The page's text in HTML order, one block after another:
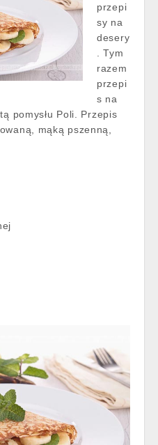
przepi
sy na
desery
. Tym
razem
przepi
s na
pomysłu Poli. Przepis
mąką pszenną,